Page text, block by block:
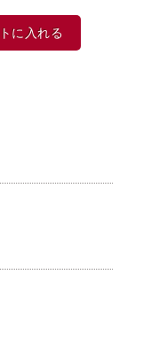
に入れる